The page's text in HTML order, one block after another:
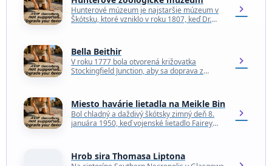
Hunterové múzeum je najstaršie múzeum v
Škótsku, ktoré vzniklo v roku 1807, keď Dr.
chevron_right
Bella Beithir
V roku 1777 bola otvorená križovatka
Stockingfield Junction, aby sa doprava z
chevron_right
Miesto havárie lietadla na Meikle Bin
Bol chladný a daždivý škótsky zimný deň 8.
januára 1950, keď vojenské lietadlo Fairey
chevron_right
Hrob sira Thomasa Liptona